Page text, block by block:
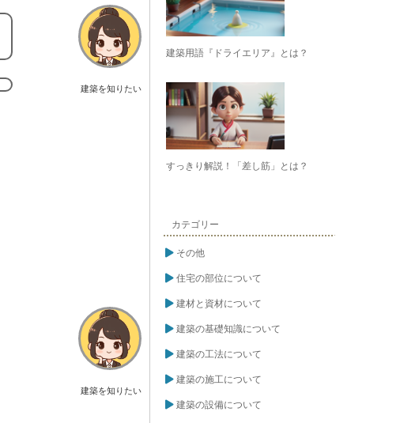
建築を知りたい
建築を知りたい
建築用語『ドライエリア』とは？
すっきり解説！「差し筋」とは？
カテゴリー
その他
住宅の部位について
建材と資材について
建築の基礎知識について
建築の工法について
建築の施工について
建築の設備について